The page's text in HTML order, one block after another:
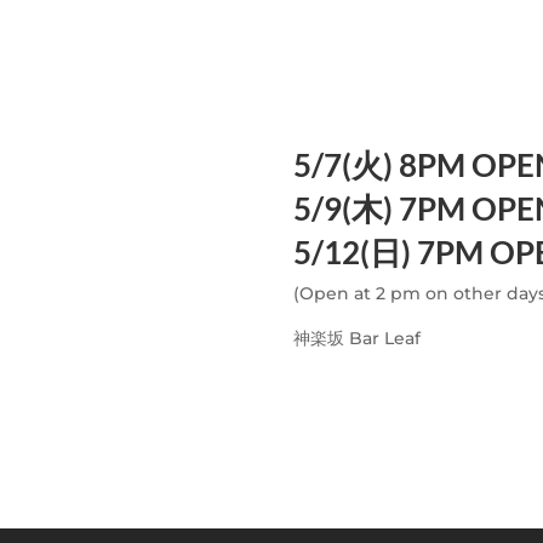
5/7(火) 8PM
5/9(木) 7PM
5/12(日) 7PM
(Open at 2 pm on other
神楽坂 Bar Leaf